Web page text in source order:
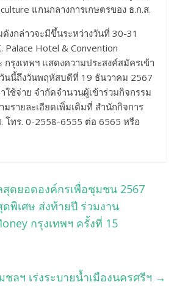
แกนกลางการเกษตรของ ธ.ก.ส.
าวจะมีขึ้นระหว่างวันที่ 30-31
Hotel & Convention
ทพฯ แสดงความประสงค์สมัครเข้า
นนี้ถึงวันพฤหัสบดีที่ 19 ธันวาคม 2567
จ่าย จำกัดจำนวนผู้เข้าร่วมกิจกรรม
รายละเอียดเพิ่มเติมที่ สำนักกิจการ
. โทร. 0-2558-6555 ต่อ 6565 หรือ
สุดยอดองค์กรเพื่อชุมชน 2567
พิเศษ ส่งท้ายปี ร่วมงาน
กรุงเทพฯ ครั้งที่ 15
ชลฯ เร่งระบายน้ำเมืองนครศรีฯ →